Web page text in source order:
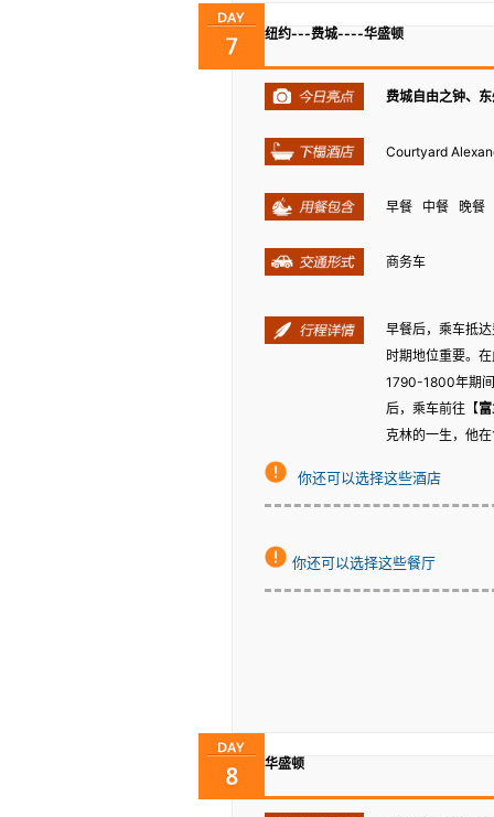
纽约---费城----华盛顿
费城自由之钟、
Courtyard
早餐 中餐 晚餐
商务车
早餐后，乘车抵
时期地位重要。
1790-1800年期
后，乘车前往【
克林的一生，他
你还可以选择这些酒店
你还可以选择这些餐厅
华盛顿